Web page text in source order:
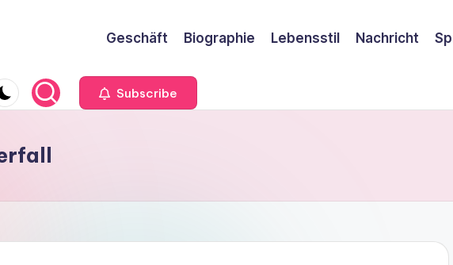
Geschäft Biographie Lebensstil Nachricht
Subscribe